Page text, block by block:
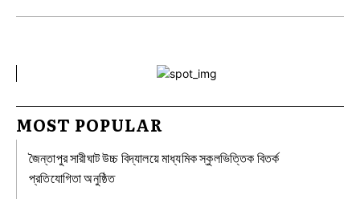
MOST POPULAR
জৈন্তাপুর সারীঘাট উচ্চ বিদ্যালয়ে মাধ্যমিক স্কুলভিত্তিক বিতর্ক
প্রতিযোগিতা অনুষ্ঠিত